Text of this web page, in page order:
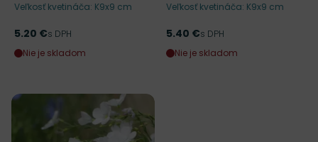
Veľkosť kvetináča: K9x9 cm
Cena
5.20 €s DPH
Nie je skladom
Veľkosť kvetináča: K9x9 cm
Cena
5.40 €s DPH
Nie je skladom